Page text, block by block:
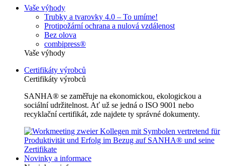
Vaše výhody
Trubky a tvarovky 4.0 – To umíme!
Protipožární ochrana a nulová vzdálenost
Bez olova
combipress®
Vaše výhody
Certifikáty výrobců
Certifikáty výrobců
SANHA® se zaměřuje na ekonomickou, ekologickou a
sociální udržitelnost. Ať už se jedná o ISO 9001 nebo
recyklační certifikát, zde najdete ty správné dokumenty.
Novinky a informace